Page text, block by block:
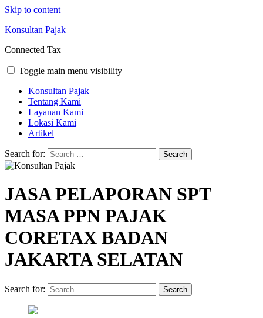
Skip to content
Konsultan Pajak
Connected Tax
Toggle main menu visibility
Konsultan Pajak
Tentang Kami
Layanan Kami
Lokasi Kami
Artikel
Search for:
JASA PELAPORAN SPT
MASA PPN PAJAK
CORETAX BADAN
JAKARTA SELATAN
Search for: